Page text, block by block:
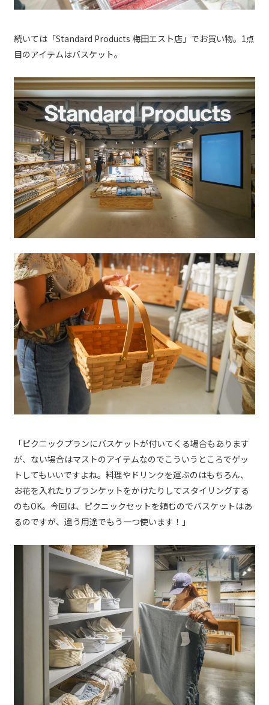
続いては「Standard Products 梅田エスト店」でお買い物。1点
目のアイテムはバスケット。
「ピクニックプランにバスケットが付いてくる場合もあります
が、ない場合はマストのアイテムなのでこういうところでゲッ
トしてもいいですよね。料理やドリンクを運ぶのはもちろん、
お花を入れたりブランケットをかけたりしてスタイリングする
のもOK。今回は、ピクニックセットを頼むのでバスケットはあ
るのですが、違う用途でもう一つ使います！」